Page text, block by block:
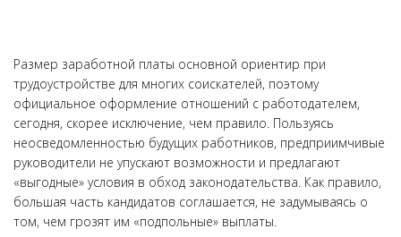
Размер заработной платы основной ориентир при
трудоустройстве для многих соискателей, поэтому
официальное оформление отношений с работодателем,
сегодня, скорее исключение, чем правило. Пользуясь
неосведомленностью будущих работников, предприимчивые
руководители не упускают возможности и предлагают
«выгодные» условия в обход законодательства. Как правило,
большая часть кандидатов соглашается, не задумываясь о
том, чем грозят им «подпольные» выплаты.